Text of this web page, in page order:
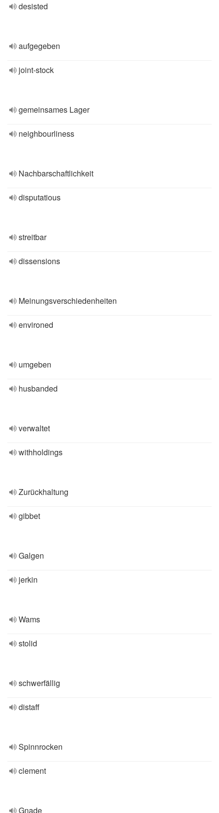
desisted
aufgegeben
joint-stock
gemeinsames Lager
neighbourliness
Nachbarschaftlichkeit
disputatious
streitbar
dissensions
Meinungsverschiedenheiten
environed
umgeben
husbanded
verwaltet
withholdings
Zurückhaltung
gibbet
Galgen
jerkin
Wams
stolid
schwerfällig
distaff
Spinnrocken
clement
Gnade